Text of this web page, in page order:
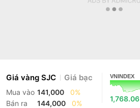
Giá vàng SJC Giá bạc
Mua vào 141,000
0%
Bán ra
144,000 0%
VNINDEX
1,768.06